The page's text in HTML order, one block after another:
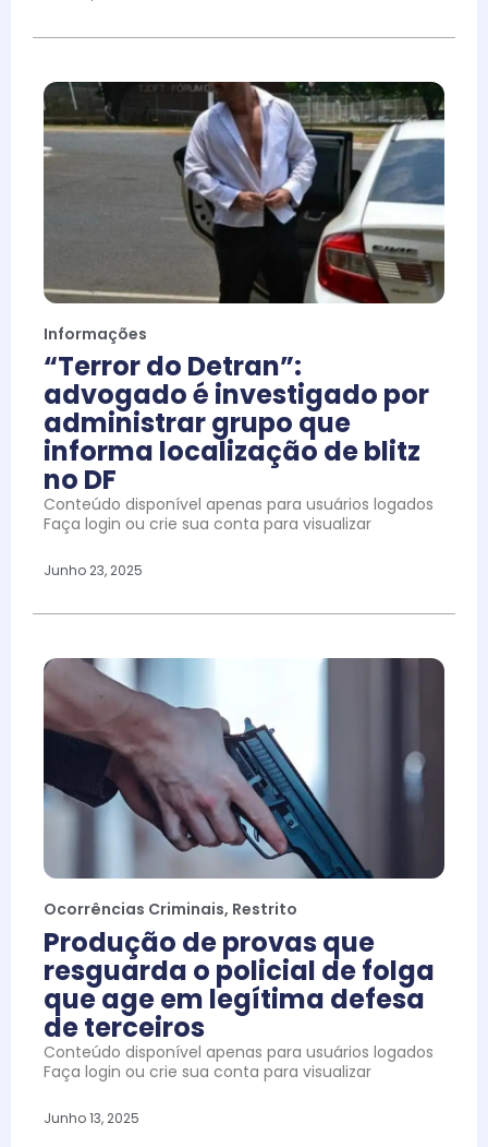
Informações
“Terror do Detran”:
advogado é investigado por
administrar grupo que
informa localização de blitz
no DF
Conteúdo disponível apenas para usuários logados
Faça login ou crie sua conta para visualizar
Junho 23, 2025
Ocorrências Criminais, Restrito
Produção de provas que
resguarda o policial de folga
que age em legítima defesa
de terceiros
Conteúdo disponível apenas para usuários logados
Faça login ou crie sua conta para visualizar
Junho 13, 2025